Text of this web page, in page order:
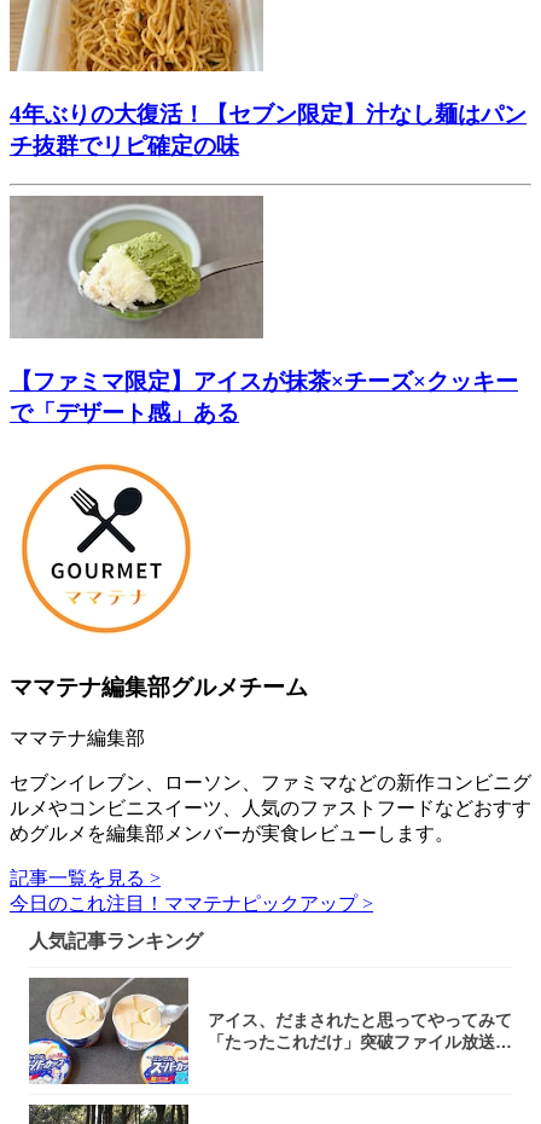
4年ぶりの大復活！【セブン限定】汁なし麺はパン
チ抜群でリピ確定の味
【ファミマ限定】アイスが抹茶×チーズ×クッキー
で「デザート感」ある
ママテナ編集部グルメチーム
ママテナ編集部
セブンイレブン、ローソン、ファミマなどの新作コンビニグ
ルメやコンビニスイーツ、人気のファストフードなどおすす
めグルメを編集部メンバーが実食レビューします。
記事一覧を見る >
今日のこれ注目！ママテナピックアップ >
人気記事ランキング
アイス、だまされたと思ってやってみて
「たったこれだけ」突破ファイル放送で